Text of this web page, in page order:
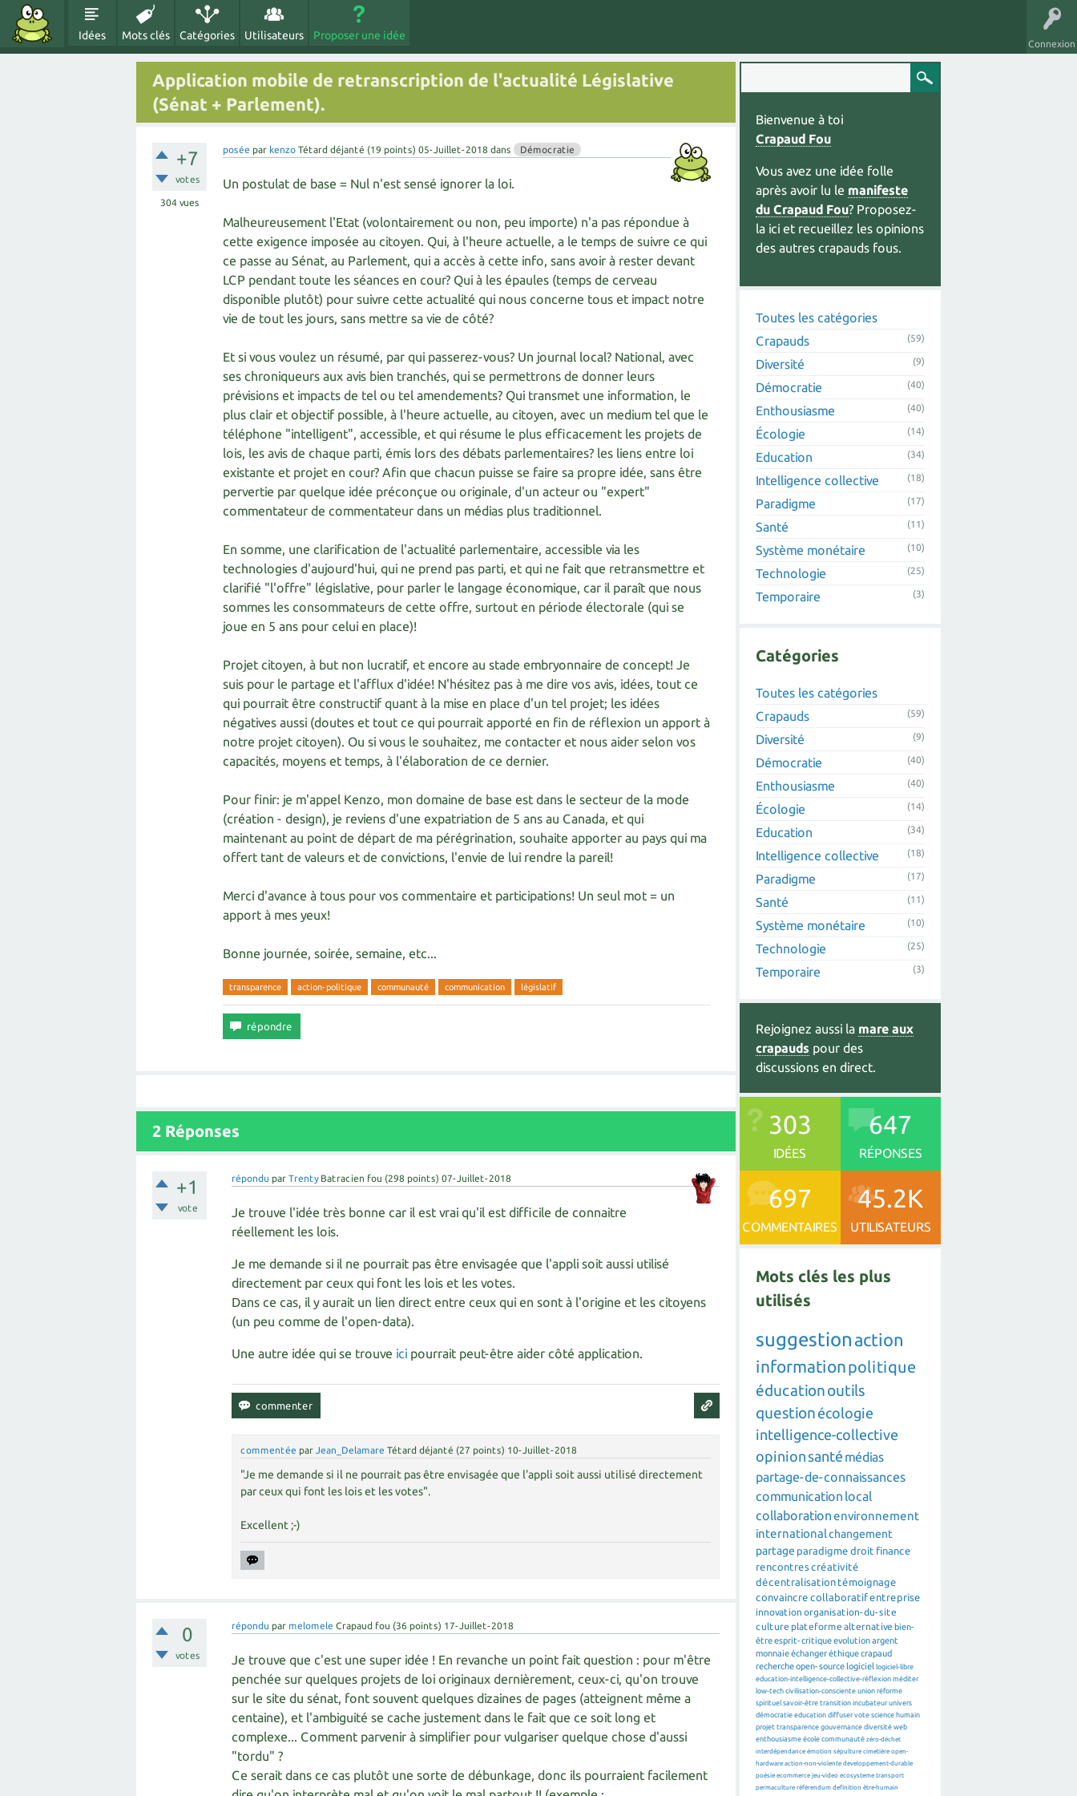
Connexion
Idées Mots clés Catégories Utilisateurs Proposer une idée
Application mobile de retranscription de l'actualité Législative
(Sénat + Parlement).
+7
votes
304vues
posée par kenzo Tétard déjanté (19 points) 05-Juillet-2018 dans Démocratie
Un postulat de base = Nul n'est sensé ignorer la loi.
Malheureusement l'Etat (volontairement ou non, peu importe) n'a pas répondue à
cette exigence imposée au citoyen. Qui, à l'heure actuelle, a le temps de suivre ce qui
ce passe au Sénat, au Parlement, qui a accès à cette info, sans avoir à rester devant
LCP pendant toute les séances en cour? Qui à les épaules (temps de cerveau
disponible plutôt) pour suivre cette actualité qui nous concerne tous et impact notre
vie de tout les jours, sans mettre sa vie de côté?
Et si vous voulez un résumé, par qui passerez-vous? Un journal local? National, avec
ses chroniqueurs aux avis bien tranchés, qui se permettrons de donner leurs
prévisions et impacts de tel ou tel amendements? Qui transmet une information, le
plus clair et objectif possible, à l'heure actuelle, au citoyen, avec un medium tel que le
téléphone "intelligent", accessible, et qui résume le plus efficacement les projets de
lois, les avis de chaque parti, émis lors des débats parlementaires? les liens entre loi
existante et projet en cour? Afin que chacun puisse se faire sa propre idée, sans être
pervertie par quelque idée préconçue ou originale, d'un acteur ou "expert"
commentateur de commentateur dans un médias plus traditionnel.
En somme, une clarification de l'actualité parlementaire, accessible via les
technologies d'aujourd'hui, qui ne prend pas parti, et qui ne fait que retransmettre et
clarifié "l'offre" législative, pour parler le langage économique, car il paraît que nous
sommes les consommateurs de cette offre, surtout en période électorale (qui se
joue en 5 ans pour celui en place)!
Projet citoyen, à but non lucratif, et encore au stade embryonnaire de concept! Je
suis pour le partage et l'afflux d'idée! N'hésitez pas à me dire vos avis, idées, tout ce
qui pourrait être constructif quant à la mise en place d'un tel projet; les idées
négatives aussi (doutes et tout ce qui pourrait apporté en fin de réflexion un apport à
notre projet citoyen). Ou si vous le souhaitez, me contacter et nous aider selon vos
capacités, moyens et temps, à l'élaboration de ce dernier.
Pour finir: je m'appel Kenzo, mon domaine de base est dans le secteur de la mode
(création - design), je reviens d'une expatriation de 5 ans au Canada, et qui
maintenant au point de départ de ma pérégrination, souhaite apporter au pays qui ma
offert tant de valeurs et de convictions, l'envie de lui rendre la pareil!
Merci d'avance à tous pour vos commentaire et participations! Un seul mot = un
apport à mes yeux!
Bonne journée, soirée, semaine, etc...
transparence action-politique communauté communication législatif
2 Réponses
+1
vote
répondu parTrenty Batracien fou (298 points) 07-Juillet-2018
Je trouve l'idée très bonne car il est vrai qu'il est difficile de connaitre
réellement les lois.
Je me demande si il ne pourrait pas être envisagée que l'appli soit aussi utilisé
directement par ceux qui font les lois et les votes.
Dans ce cas, il y aurait un lien direct entre ceux qui en sont à l'origine et les citoyens
(un peu comme de l'open-data).
Une autre idée qui se trouve ici pourrait peut-être aider côté application.
commentée parJean_Delamare Tétard déjanté (27 points) 10-Juillet-2018
"Je me demande si il ne pourrait pas être envisagée que l'appli soit aussi utilisé directement
par ceux qui font les lois et les votes".
Excellent ;-)
0
votes
répondu par melomele Crapaud fou (36 points) 17-Juillet-2018
Je trouve que c'est une super idée ! En revanche un point fait question : pour m'être
penchée sur quelques projets de loi originaux dernièrement, ceux-ci, qu'on trouve
sur le site du sénat, font souvent quelques dizaines de pages (atteignent même a
centaine), et l'ambiguité se cache justement dans le fait que ce soit long et
complexe... Comment parvenir à simplifier pour vulgariser quelque chose d'aussi
"tordu" ?
Ce serait dans ce cas plutôt une sorte de débunkage, donc ils pourraient facilement
Bienvenue à toi
Crapaud Fou
Vous avez une idée folle
après avoir lu le manifeste
du Crapaud Fou? Proposez-
la ici et recueillez les opinions
des autres crapauds fous.
Toutes les catégories
Crapauds
(59)
Diversité (9)
Démocratie (40)
Enthousiasme (40)
Écologie (14)
Education (34)
Intelligence collective (18)
Paradigme (17)
Santé (11)
Système monétaire (10)
Technologie (25)
Temporaire (3)
Catégories
Toutes les catégories
Crapauds
(59)
Diversité (9)
Démocratie (40)
Enthousiasme (40)
Écologie (14)
Education (34)
Intelligence collective (18)
Paradigme (17)
Santé (11)
Système monétaire (10)
Technologie (25)
Temporaire (3)
Rejoignez aussi la mare aux
crapauds pour des
discussions en direct.
303
IDÉES
647
RÉPONSES
697
COMMENTAIRES
45.2K
UTILISATEURS
Mots clés les plus
utilisés
suggestion action
informationpolitique
éducationoutils
question écologie
intelligence-collective
opinion santé médias
partage-de-connaissances
communication local
collaborationenvironnement
internationalchangement
partage paradigme droit finance
rencontrescréativité
décentralisation témoignage
convaincre collaboratifentreprise
innovation organisation-du-site
culture plateforme alternative bien-
êtreesprit-critiqueevolutionargent
monnaieéchangeréthiquecrapaud
rechercheopen-source logiciel logiciel-libre
education-intelligence-collective-réflexion méditer
low-tech civilisation-consciente union réforme
spirituel savoir-être transition incubateur univers
démocratie education diffuser vote science humain
projet transparence gouvernance diversité web
enthousiasme école communauté zéro-déchet
interdépendance émotion sépulture cimetière open-
hardware action-non-violente developpement-durable
poésie ecommerce jeu-video ecosysteme transport
permaculture référendum definition être-humain